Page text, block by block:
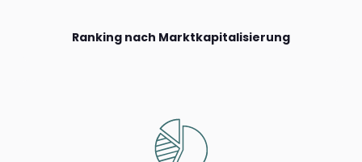
Ranking nach Marktkapitalisierung